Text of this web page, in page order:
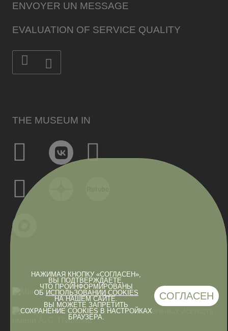
НАЖИМАЯ КНОПКУ «СОГЛАСЕН»,
ВЫ ПОДТВЕРЖДАЕТЕ,
ЧТО ПРОИНФОРМИРОВАНЫ
ОБ ИСПОЛЬЗОВАНИИ COOKIES
НА НАШЕМ САЙТЕ.
ВЫ МОЖЕТЕ ЗАПРЕТИТЬ
СОХРАНЕНИЕ COOKIES В НАСТРОЙКАХ
БРАУЗЕРА.
СОГЛАСЕН
THE MUSEUM IN
ENVOYER UN MESSAGE
EVALUATION OF SERVICE QUALITY